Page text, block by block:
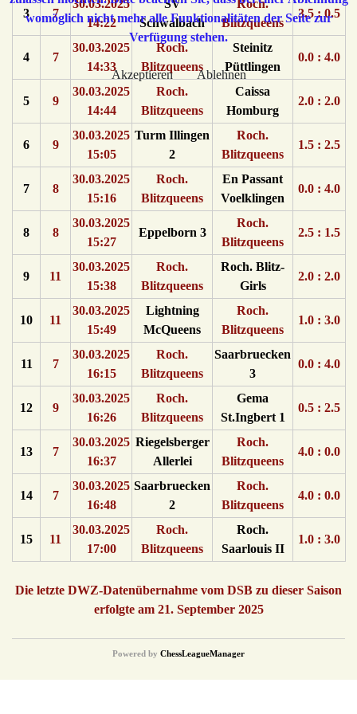
3 7
30.03.2025
14:22
SV
Schwalbach
Roch.
Blitzqueens
3.5 : 0.5
4 7
30.03.2025
14:33
Roch.
Blitzqueens
Steinitz
Püttlingen
0.0 : 4.0
5 9
30.03.2025
14:44
Roch.
Blitzqueens
Caissa
Homburg
2.0 : 2.0
6 9
30.03.2025
15:05
Turm Illingen
2
Roch.
Blitzqueens
1.5 : 2.5
7 8
30.03.2025
15:16
Roch.
Blitzqueens
En Passant
Voelklingen
0.0 : 4.0
8 8
30.03.2025
15:27
Eppelborn 3
Roch.
Blitzqueens
2.5 : 1.5
9 11
30.03.2025
15:38
Roch.
Blitzqueens
Roch. Blitz-
Girls
2.0 : 2.0
10 11
30.03.2025
15:49
Lightning
McQueens
Roch.
Blitzqueens
1.0 : 3.0
11 7
30.03.2025
16:15
Roch.
Blitzqueens
Saarbruecken
3
0.0 : 4.0
12 9
30.03.2025
16:26
Roch.
Blitzqueens
Gema
St.Ingbert 1
0.5 : 2.5
13 7
30.03.2025
16:37
Riegelsberger
Allerlei
Roch.
Blitzqueens
4.0 : 0.0
14 7
30.03.2025
16:48
Saarbruecken
2
Roch.
Blitzqueens
4.0 : 0.0
15 11
30.03.2025
17:00
Roch.
Blitzqueens
Roch.
Saarlouis II
1.0 : 3.0
Die letzte DWZ-Datenübernahme vom DSB zu dieser Saison
erfolgte am 21. September 2025
Powered by ChessLeagueManager
womöglich nicht mehr alle Funktionalitäten der Seite zur
Verfügung stehen.
Akzeptieren Ablehnen